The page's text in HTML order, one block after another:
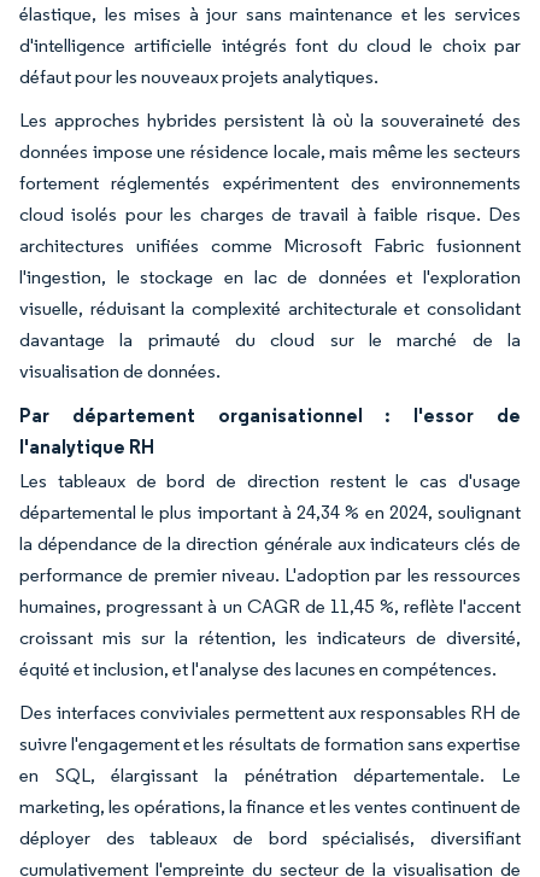
élastique, les mises à jour sans maintenance et les services
d'intelligence artificielle intégrés font du cloud le choix par
défaut pour les nouveaux projets analytiques.
Les approches hybrides persistent là où la souveraineté des
données impose une résidence locale, mais même les secteurs
fortement réglementés expérimentent des environnements
cloud isolés pour les charges de travail à faible risque. Des
architectures unifiées comme Microsoft Fabric fusionnent
l'ingestion, le stockage en lac de données et l'exploration
visuelle, réduisant la complexité architecturale et consolidant
davantage la primauté du cloud sur le marché de la
visualisation de données.
Par département organisationnel : l'essor de
l'analytique RH
Les tableaux de bord de direction restent le cas d'usage
départemental le plus important à 24,34 % en 2024, soulignant
la dépendance de la direction générale aux indicateurs clés de
performance de premier niveau. L'adoption par les ressources
humaines, progressant à un CAGR de 11,45 %, reflète l'accent
croissant mis sur la rétention, les indicateurs de diversité,
équité et inclusion, et l'analyse des lacunes en compétences.
Des interfaces conviviales permettent aux responsables RH de
suivre l'engagement et les résultats de formation sans expertise
en SQL, élargissant la pénétration départementale. Le
marketing, les opérations, la finance et les ventes continuent de
déployer des tableaux de bord spécialisés, diversifiant
cumulativement l'empreinte du secteur de la visualisation de